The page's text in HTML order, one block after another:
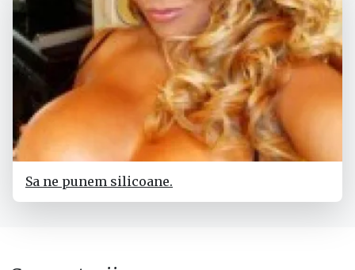
Sa ne punem silicoane.